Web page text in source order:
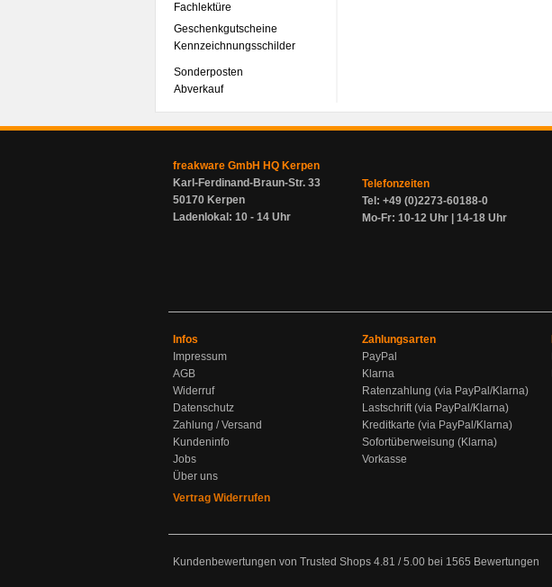
Fachlektüre
Geschenkgutscheine
Kennzeichnungsschilder
Sonderposten
Abverkauf
freakware GmbH HQ Kerpen
Karl-Ferdinand-Braun-Str. 33
50170 Kerpen
Ladenlokal: 10 - 14 Uhr
Telefonzeiten
Tel: +49 (0)2273-60188-0
Mo-Fr: 10-12 Uhr | 14-18 Uhr
Infos
Impressum
AGB
Widerruf
Datenschutz
Zahlung / Versand
Kundeninfo
Jobs
Über uns
Vertrag Widerrufen
Zahlungsarten
PayPal
Klarna
Ratenzahlung (via PayPal/Klarna)
Lastschrift (via PayPal/Klarna)
Kreditkarte (via PayPal/Klarna)
Sofortüberweisung (Klarna)
Vorkasse
Kundenbewertungen von Trusted Shops 4.81 /5.00 bei 1565 Bewertungen